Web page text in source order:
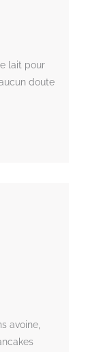
lait pour
doute
avoine,